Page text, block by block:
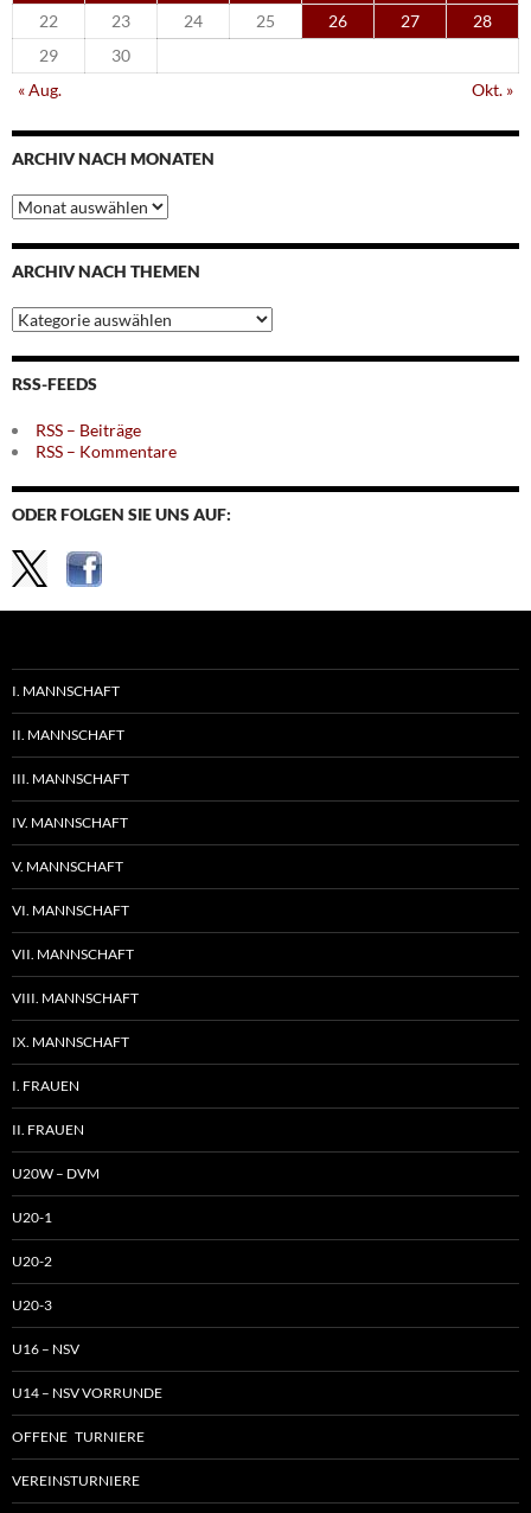
22
23 24 25 26 27
28
29
30
« Aug.
Okt. »
ARCHIV NACH MONATEN
Archiv
nach
Monaten
ARCHIV NACH THEMEN
Archiv
nach
Themen
RSS-FEEDS
RSS – Beiträge
RSS – Kommentare
ODER FOLGEN SIE UNS AUF:
I. MANNSCHAFT
II. MANNSCHAFT
III. MANNSCHAFT
IV. MANNSCHAFT
V. MANNSCHAFT
VI. MANNSCHAFT
VII. MANNSCHAFT
VIII. MANNSCHAFT
IX. MANNSCHAFT
I. FRAUEN
II. FRAUEN
U20W – DVM
U20-1
U20-2
U20-3
U16 – NSV
U14 – NSV VORRUNDE
OFFENE TURNIERE
VEREINSTURNIERE